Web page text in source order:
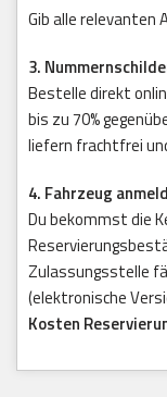
Gib alle relevanten
3.
Bestelle direkt
bis zu 70%
liefern frachtfrei
4. Fahrzeug
Du bekommst die
Zulassungsstelle
(elektronische
Kosten